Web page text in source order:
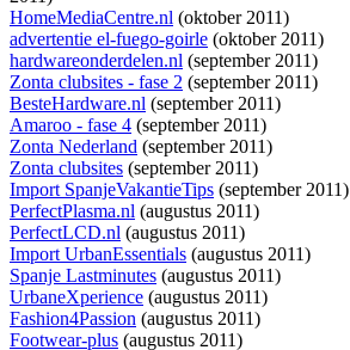
HomeMediaCentre.nl (oktober 2011)
advertentie el-fuego-goirle (oktober 2011)
hardwareonderdelen.nl (september 2011)
Zonta clubsites - fase 2 (september 2011)
BesteHardware.nl (september 2011)
Amaroo - fase 4 (september 2011)
Zonta Nederland (september 2011)
Zonta clubsites (september 2011)
Import SpanjeVakantieTips (september 2011)
PerfectPlasma.nl (augustus 2011)
PerfectLCD.nl (augustus 2011)
Import UrbanEssentials (augustus 2011)
Spanje Lastminutes (augustus 2011)
UrbaneXperience (augustus 2011)
Fashion4Passion (augustus 2011)
Footwear-plus (augustus 2011)